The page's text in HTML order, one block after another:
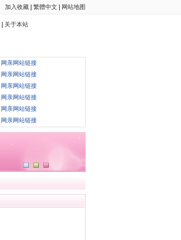
加入收藏 繁體中文 网站地图
关于本站
网亲网站链接
网亲网站链接
网亲网站链接
网亲网站链接
网亲网站链接
网亲网站链接